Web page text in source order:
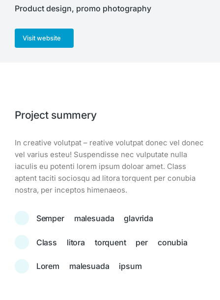
Product design, promo photography
Visit website
Project summery
In creative volutpat – reative volutpat donec vel donec
vel varius esteu! Suspendisse nec vulputate nulla
iaculis eu potenti lorem ipsum doloar amet. Class
aptent taciti sociosqu ad litora torquent per conubia
nostra, per inceptos himenaeos.
Semper malesuada glavrida
Class litora torquent per conubia
Lorem malesuada ipsum